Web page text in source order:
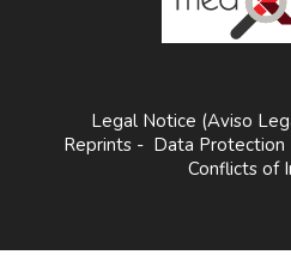
Legal Notice (Aviso
Reprints - Data Protection
Conflicts of